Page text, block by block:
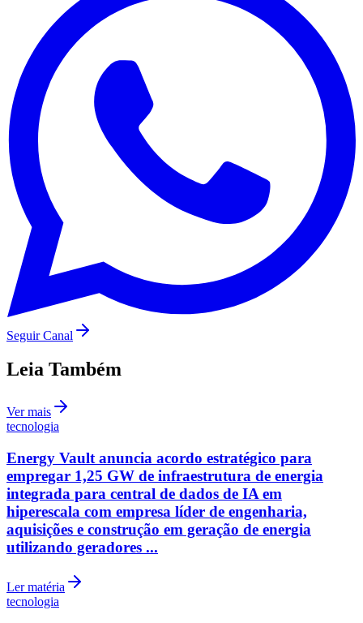
São Paulo
Seguir Canal
Leia Também
Ver mais
tecnologia
Energy Vault anuncia acordo estratégico para
empregar 1,25 GW de infraestrutura de energia
integrada para central de dados de IA em
hiperescala com empresa líder de engenharia,
aquisições e construção em geração de energia
utilizando geradores ...
Ler matéria
tecnologia